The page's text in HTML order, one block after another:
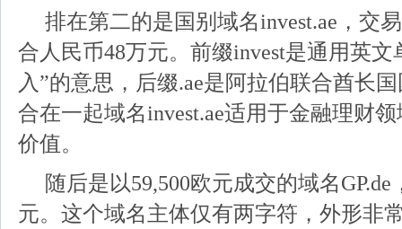
排在第二的是国别域名invest.ae，交
合人民币48万元。前缀invest是通用英
入”的意思，后缀.ae是阿拉伯联合酋长
合在一起域名invest.ae适用于金融理财
价值。
随后是以59,500欧元成交的域名
元。这个域名主体仅有两字符，外形非